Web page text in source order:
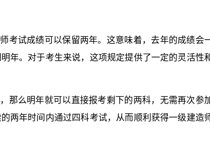
考试成绩可以保留两年。这意味着，去年的成绩会
年。对于考生来说，这项规定提供了一定的灵活性
那么明年就可以直接报考剩下的两科，无需再次参
两年时间内通过四科考试，从而顺利获得一级建造